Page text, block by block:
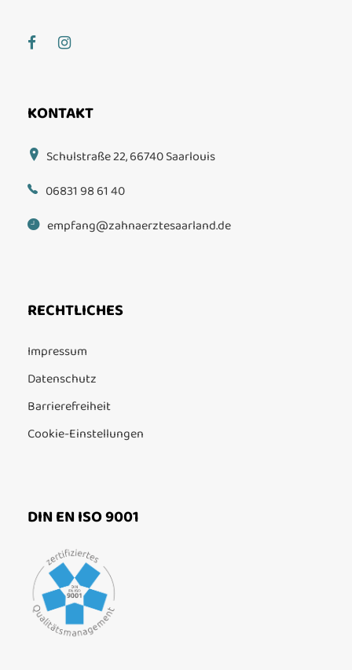
KONTAKT
Schulstraße 22, 66740 Saarlouis
06831 98 61 40
empfang@zahnaerztesaarland.de
RECHTLICHES
Impressum
Datenschutz
Barrierefreiheit
Cookie-Einstellungen
DIN EN ISO 9001